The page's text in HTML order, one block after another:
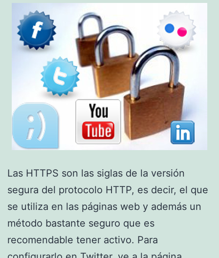
Las HTTPS son las siglas de la versión
segura del protocolo HTTP, es decir, el que
se utiliza en las páginas web y además un
método bastante seguro que es
recomendable tener activo. Para